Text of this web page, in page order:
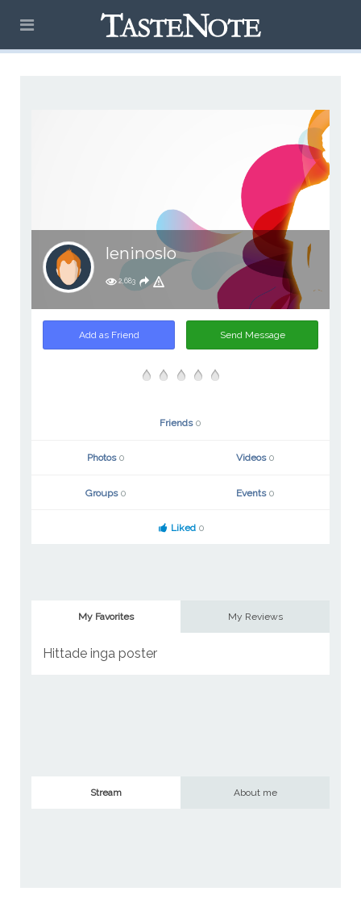
leninoslo
2,683
Add as Friend Send Message
Friends 0
Photos 0 Videos 0
Groups 0 Events 0
Liked 0
My Favorites My Reviews
Hittade inga poster
Stream About me